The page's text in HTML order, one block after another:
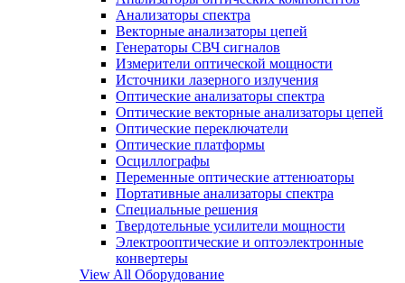
Анализаторы спектра
Векторные анализаторы цепей
Генераторы СВЧ сигналов
Измерители оптической мощности
Источники лазерного излучения
Оптические анализаторы спектра
Оптические векторные анализаторы цепей
Оптические переключатели
Оптические платформы
Осциллографы
Переменные оптические аттенюаторы
Портативные анализаторы спектра
Специальные решения
Твердотельные усилители мощности
Электрооптические и оптоэлектронные
конвертеры
View All Оборудование